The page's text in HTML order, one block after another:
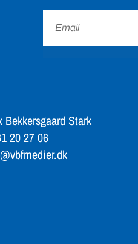
Bekkersgaard Stark
20 27 06